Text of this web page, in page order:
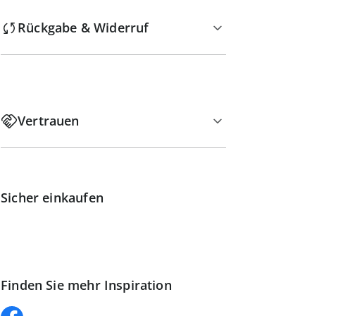
Rückgabe & Widerruf
Vertrauen
Sicher einkaufen
Finden Sie mehr Inspiration